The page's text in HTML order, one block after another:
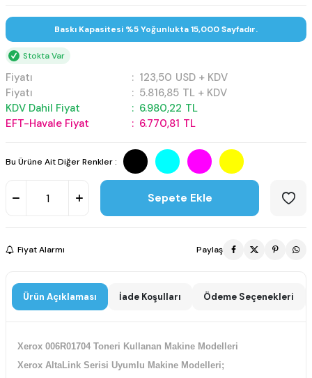
Baskı Kapasitesi %5 Yoğunlukta 15,000 Sayfadır.
Stokta Var
Fiyatı : 123,50 USD + KDV
Fiyatı
: 5.816,85 TL + KDV
KDV Dahil Fiyat
: 6.980,22 TL
EFT-Havale Fiyat
: 6.770,81 TL
Bu Ürüne Ait Diğer Renkler :
Sepete Ekle
Fiyat Alarmı Paylaş
Ürün Açıklaması İade Koşulları Ödeme Seçenekleri
Xerox 006R01704 Toneri Kullanan Makine Modelleri
Xerox AltaLink Serisi Uyumlu Makine Modelleri;